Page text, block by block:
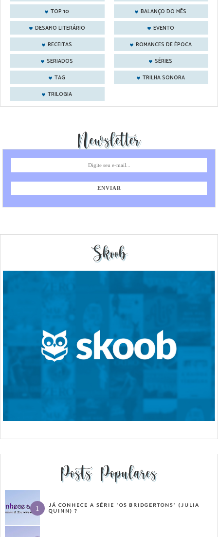
TOP 10
BALANÇO DO MÊS
DESAFIO LITERÁRIO
EVENTO
RECEITAS
ROMANCES DE ÉPOCA
SERIADOS
SÉRIES
TAG
TRILHA SONORA
TRILOGIA
Newsletter
Skoob
Posts Populares
JÁ CONHECE A SÉRIE “OS BRIDGERTONS” (JULIA
QUINN) ?